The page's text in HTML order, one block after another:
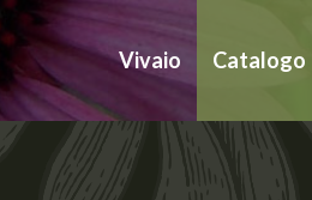
Vivaio Catalogo